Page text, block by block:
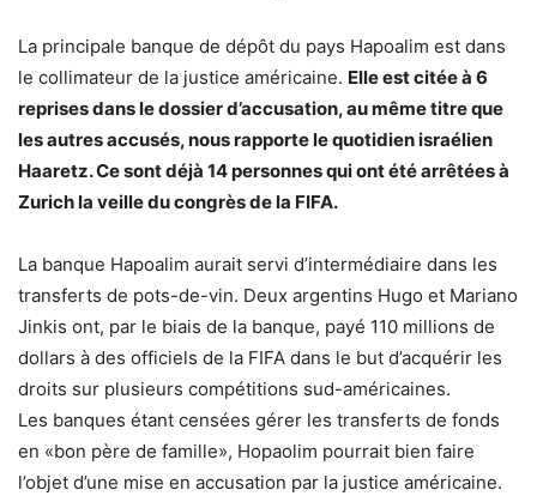
La principale banque de dépôt du pays Hapoalim est dans
le collimateur de la justice américaine. Elle est citée à 6
reprises dans le dossier d’accusation, au même titre que
les autres accusés, nous rapporte le quotidien israélien
Haaretz. Ce sont déjà 14 personnes qui ont été arrêtées à
Zurich la veille du congrès de la FIFA.
La banque Hapoalim aurait servi d’intermédiaire dans les
transferts de pots-de-vin. Deux argentins Hugo et Mariano
Jinkis ont, par le biais de la banque, payé 110 millions de
dollars à des officiels de la FIFA dans le but d’acquérir les
droits sur plusieurs compétitions sud-américaines.
Les banques étant censées gérer les transferts de fonds
en «bon père de famille», Hopaolim pourrait bien faire
l’objet d’une mise en accusation par la justice américaine.